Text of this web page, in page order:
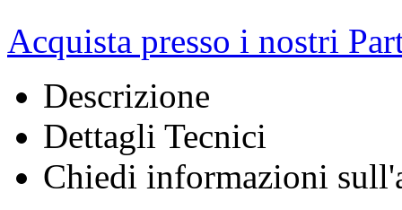
Acquista presso i nostri
Descrizione
Dettagli Tecnici
Chiedi informazioni